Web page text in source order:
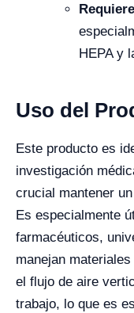
HEPA y
Uso del
Este producto es
investigación
crucial mantener
Es especialmente
farmacéuticos,
manejan
el flujo de aire
trabajo, lo que es